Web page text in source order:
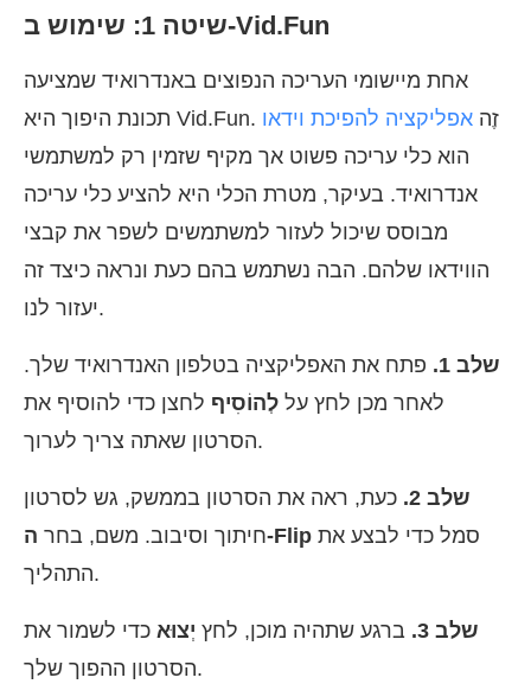
שיטה 1: שימוש ב-Vid.Fun
אחת מיישומי העריכה הנפוצים באנדרואיד שמציעה
תכונת היפוך היא Vid.Fun. זֶה אפליקציה להפיכת וידאו
הוא כלי עריכה פשוט אך מקיף שזמין רק למשתמשי
אנדרואיד. בעיקר, מטרת הכלי היא להציע כלי עריכה
מבוסס שיכול לעזור למשתמשים לשפר את קבצי
הווידאו שלהם. הבה נשתמש בהם כעת ונראה כיצד זה
יעזור לנו.
שלב 1.
פתח את האפליקציה בטלפון האנדרואיד שלך.
לאחר מכן לחץ על לְהוֹסִיף לחצן כדי להוסיף את
הסרטון שאתה צריך לערוך.
שלב 2.
כעת, ראה את הסרטון בממשק, גש לסרטון
חיתוך וסיבוב. משם, בחרה-Flip
התהליך.
שלב 3. ברגע שתהיה מוכן, לחץ יְצוּא כדי לשמור את
הסרטון ההפוך שלך.